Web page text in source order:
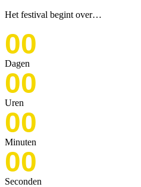
Het festival begint over…
00
Dagen
00
Uren
00
Minuten
00
Seconden